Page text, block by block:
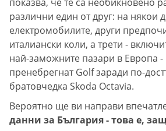
различни един от друг: на някои
електромобилите, други
италиански коли, а трети -
най-заможните пазари в Европа -
пренебрегнат Golf заради по-
братовчедка Skoda Octavia.
Вероятно ще ви направи
данни за България - това е,